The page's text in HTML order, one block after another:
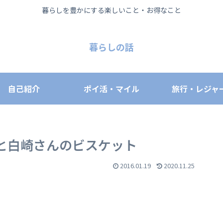
暮らしを豊かにする楽しいこと・お得なこと
暮らしの話
自己紹介 ポイ活・マイル 旅行・レジャ
白崎さんのビスケット
2016.01.19 2020.11.25